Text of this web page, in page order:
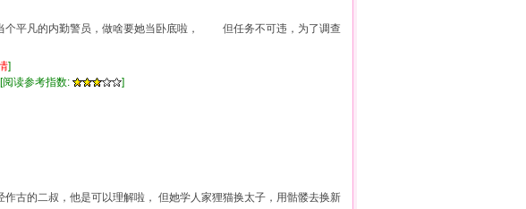
平凡的内勤警员，做啥要她当卧底啦， 但任务不可违，为了调查
]
读参考指数:
]
古的二叔，他是可以理解啦， 但她学人家狸猫换太子，用骷髅去换新